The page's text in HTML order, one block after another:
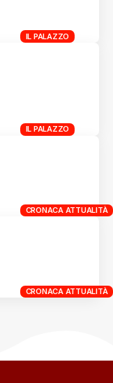
IL PALAZZO
IL PALAZZO
CRONACA ATTUALITÀ
CRONACA ATTUALITÀ